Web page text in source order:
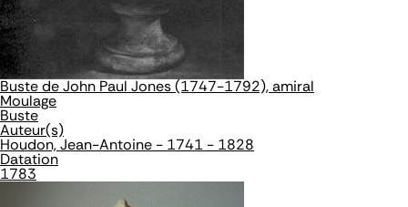
Buste de John Paul Jones (1747-1792), amiral
Moulage
Buste
Auteur(s)
Houdon, Jean-Antoine - 1741 - 1828
Datation
1783